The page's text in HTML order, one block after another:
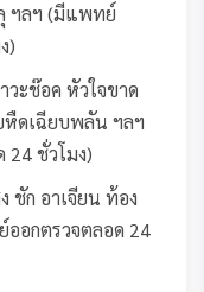
ฯลฯ (มีแพทย์
)
วะช๊อค หัวใจขาด
หืดเฉียบพลัน ฯลฯ
24 ชั่วโมง)
ชัก อาเจียน ท้อง
อกตรวจตลอด 24